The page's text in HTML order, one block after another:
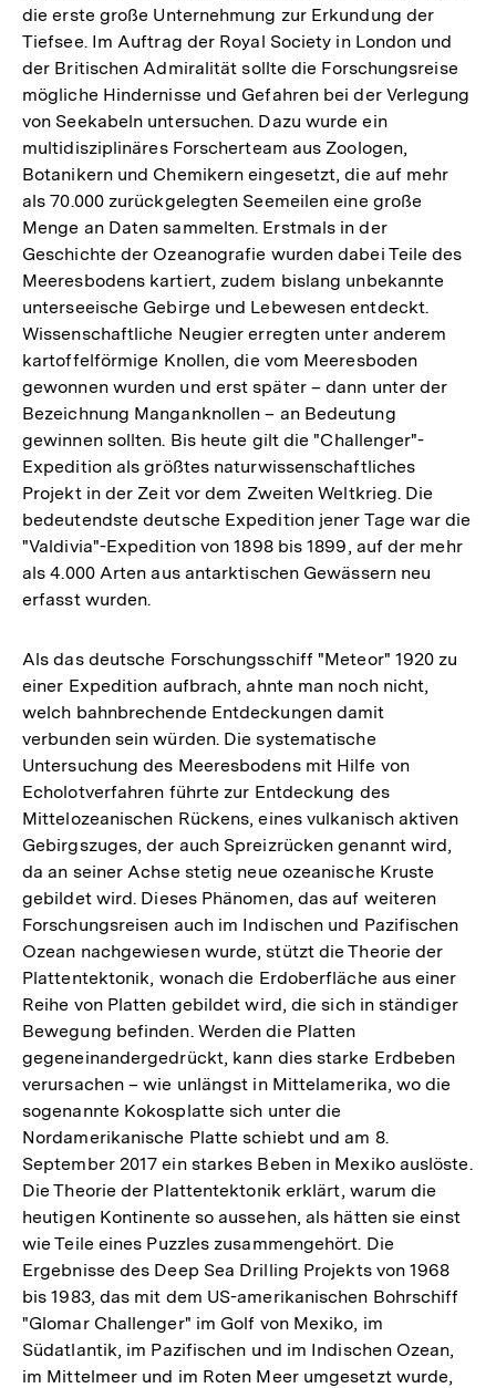
die erste große Unternehmung zur Erkundung der
Tiefsee. Im Auftrag der Royal Society in London und
der Britischen Admiralität sollte die Forschungsreise
mögliche Hindernisse und Gefahren bei der Verlegung
von Seekabeln untersuchen. Dazu wurde ein
multidisziplinäres Forscherteam aus Zoologen,
Botanikern und Chemikern eingesetzt, die auf mehr
als 70.000 zurückgelegten Seemeilen eine große
Menge an Daten sammelten. Erstmals in der
Geschichte der Ozeanografie wurden dabei Teile des
Meeresbodens kartiert, zudem bislang unbekannte
unterseeische Gebirge und Lebewesen entdeckt.
Wissenschaftliche Neugier erregten unter anderem
kartoffelförmige Knollen, die vom Meeresboden
gewonnen wurden und erst später – dann unter der
Bezeichnung Manganknollen – an Bedeutung
gewinnen sollten. Bis heute gilt die "Challenger"-
Expedition als größtes naturwissenschaftliches
Projekt in der Zeit vor dem Zweiten Weltkrieg. Die
bedeutendste deutsche Expedition jener Tage war die
"Valdivia"-Expedition von 1898 bis 1899, auf der mehr
als 4.000 Arten aus antarktischen Gewässern neu
erfasst wurden.
Als das deutsche Forschungsschiff "Meteor" 1920 zu
einer Expedition aufbrach, ahnte man noch nicht,
welch bahnbrechende Entdeckungen damit
verbunden sein würden. Die systematische
Untersuchung des Meeresbodens mit Hilfe von
Echolotverfahren führte zur Entdeckung des
Mittelozeanischen Rückens, eines vulkanisch aktiven
Gebirgszuges, der auch Spreizrücken genannt wird,
da an seiner Achse stetig neue ozeanische Kruste
gebildet wird. Dieses Phänomen, das auf weiteren
Forschungsreisen auch im Indischen und Pazifischen
Ozean nachgewiesen wurde, stützt die Theorie der
Plattentektonik, wonach die Erdoberfläche aus einer
Reihe von Platten gebildet wird, die sich in ständiger
Bewegung befinden. Werden die Platten
gegeneinandergedrückt, kann dies starke Erdbeben
verursachen – wie unlängst in Mittelamerika, wo die
sogenannte Kokosplatte sich unter die
Nordamerikanische Platte schiebt und am 8.
September 2017 ein starkes Beben in Mexiko auslöste.
Die Theorie der Plattentektonik erklärt, warum die
heutigen Kontinente so aussehen, als hätten sie einst
wie Teile eines Puzzles zusammengehört. Die
Ergebnisse des Deep Sea Drilling Projekts von 1968
bis 1983, das mit dem US-amerikanischen Bohrschiff
"Glomar Challenger" im Golf von Mexiko, im
Südatlantik, im Pazifischen und im Indischen Ozean,
im Mittelmeer und im Roten Meer umgesetzt wurde,